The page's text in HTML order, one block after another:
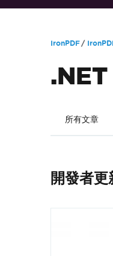
IronPDF
.NET
所有文章
開發者更